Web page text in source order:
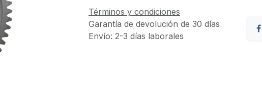
Términos y condiciones
Garantía de devolución de 30 días
Envío: 2-3 días laborales